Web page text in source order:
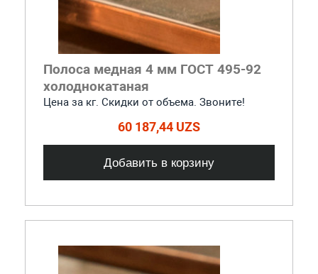
Полоса медная 4 мм ГОСТ 495-92
холоднокатаная
Цена за кг. Скидки от объема. Звоните!
60 187,44 UZS
Добавить в корзину